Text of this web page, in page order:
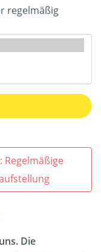
regelmäßig
Die